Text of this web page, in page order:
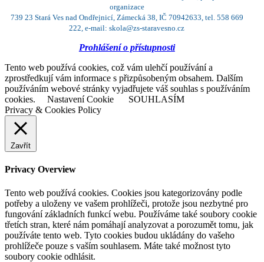
organizace
739 23 Stará Ves nad Ondřejnicí, Zámecká 38, IČ 70942633, tel. 558 669
222, e-mail: skola@zs-staravesno.cz
Prohlášení o přístupnosti
Tento web používá cookies, což vám ulehčí používání a
zprostředkují vám informace s přizpůsobeným obsahem. Dalším
používáním webové stránky vyjadřujete váš souhlas s používáním
cookies.
Nastavení Cookie
SOUHLASÍM
Privacy & Cookies Policy
Zavřít
Privacy Overview
Tento web používá cookies. Cookies jsou kategorizovány podle
potřeby a uloženy ve vašem prohlížeči, protože jsou nezbytné pro
fungování základních funkcí webu. Používáme také soubory cookie
třetích stran, které nám pomáhají analyzovat a porozumět tomu, jak
používáte tento web. Tyto cookies budou ukládány do vašeho
prohlížeče pouze s vaším souhlasem. Máte také možnost tyto
soubory cookie odhlásit.